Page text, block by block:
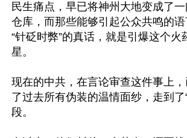
民生痛点，早已将神州大地变成了
仓库，而那些能够引起公众共鸣的
“针砭时弊”的真话，就是引爆这个火
星。
现在的中共，在言论审查这件事上
了过去所有伪装的温情面纱，走到了
段。